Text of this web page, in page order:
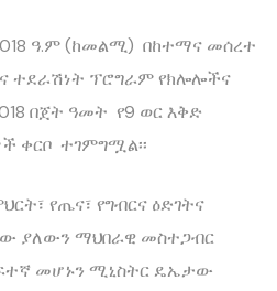
ዓ.ም (ከመልሚ) በከተማና መሰረተ
ተደራሽነት ፕሮግራም የክሎሎችና
በጀት ዓመት የ9 ወር እቅድ
ቀርቦ ተገምግሟል፡፡
የጤና፣ የግብርና ዕድገትና
ያለውን ማህበራዊ መስተጋብር
መሆኑን ሚኒስትር ዴኤታው